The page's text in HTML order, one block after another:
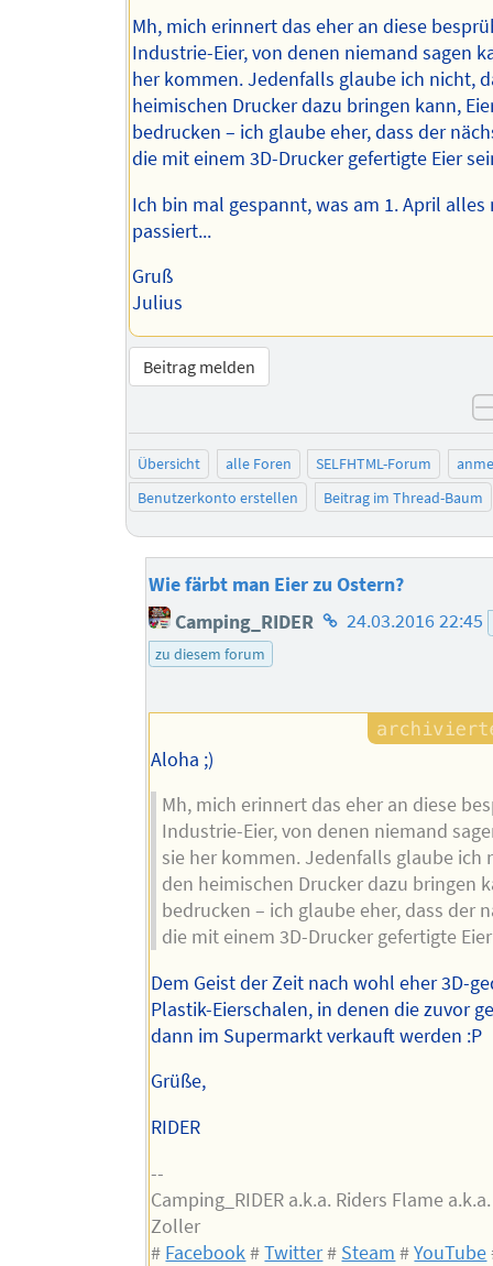
Mh, mich erinnert das eher an diese
Industrie-Eier, von denen niemand sagen
her kommen. Jedenfalls glaube ich nicht,
heimischen Drucker dazu bringen kann,
bedrucken – ich glaube eher, dass der
die mit einem 3D-Drucker gefertigte Eier
Ich bin mal gespannt, was am 1. April alles
passiert...
Gruß
Julius
Beitrag melden
Übersicht alle Foren SELFHTML-Forum
Benutzerkonto erstellen
Beitrag im Thread-Baum
Wie färbt man Eier zu Ostern?
Camping_RIDER Homepage
24.03.2016 22:45
zu diesem forum
Aloha ;)
Mh, mich erinnert das eher an diese
Industrie-Eier, von denen niemand
sie her kommen. Jedenfalls glaube ich
den heimischen Drucker dazu bringen
bedrucken – ich glaube eher, dass der
die mit einem 3D-Drucker gefertigte
Dem Geist der Zeit nach wohl eher 3D-
Plastik-Eierschalen, in denen die zuvor
dann im Supermarkt verkauft werden :P
Grüße,
RIDER
--
Camping_RIDER a.k.a. Riders Flame
Zoller
# Facebook#Twitter# Steam #YouTube